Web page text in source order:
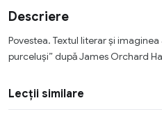
Descriere
Povestea. Textul literar şi
purceluși” după James Orchard
Lecții similare